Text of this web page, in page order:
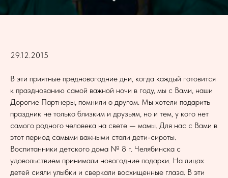
29.12.2015
В эти приятные предновогодние дни, когда каждый готовится
к празднованию самой важной ночи в году, мы с Вами, наши
Дорогие Партнеры, помнили о другом. Мы хотели подарить
праздник не только близким и друзьям, но и тем, у кого нет
самого родного человека на свете — мамы. Для нас с Вами в
этот период самыми важными стали дети-сироты.
Воспитанники детского дома № 8 г. Челябинска с
удовольствием принимали новогодние подарки. На лицах
детей сияли улыбки и сверкали восхищенные глаза. В эти